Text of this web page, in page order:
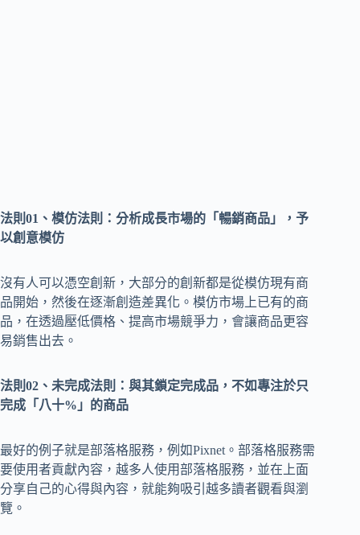
法則01、模仿法則：分析成長市場的「暢銷商品」，予
以創意模仿
沒有人可以憑空創新，大部分的創新都是從模仿現有商
品開始，然後在逐漸創造差異化。模仿市場上已有的商
品，在透過壓低價格、提高市場競爭力，會讓商品更容
易銷售出去。
法則02、未完成法則：與其鎖定完成品，不如專注於只
完成「八十%」的商品
最好的例子就是部落格服務，例如Pixnet。部落格服務需
要使用者貢獻內容，越多人使用部落格服務，並在上面
分享自己的心得與內容，就能夠吸引越多讀者觀看與瀏
覽。